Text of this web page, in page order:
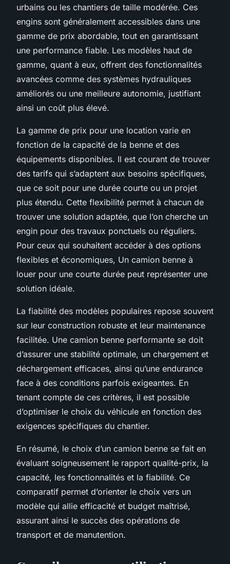
urbains ou les chantiers de taille modérée. Ces
engins sont généralement accessibles dans une
gamme de prix abordable, tout en garantissant
une performance fiable. Les modèles haut de
gamme, quant à eux, offrent des fonctionnalités
avancées comme des systèmes hydrauliques
améliorés ou une meilleure autonomie, justifiant
ainsi un coût plus élevé.
La gamme de prix pour une location varie en
fonction de la capacité de la benne et des
équipements disponibles. Il est courant de trouver
des tarifs qui s’adaptent aux besoins spécifiques,
que ce soit pour une durée courte ou un projet
plus étendu. Cette flexibilité permet à chacun de
trouver une solution adaptée, que l’on cherche un
engin pour des travaux ponctuels ou réguliers.
Pour ceux qui souhaitent accéder à des options
flexibles et économiques, Un camion benne à
louer pour une courte durée peut représenter une
solution idéale.
La fiabilité des modèles populaires repose souvent
sur leur construction robuste et leur maintenance
facilitée. Une camion benne performante se doit
d’assurer une stabilité optimale, un chargement et
déchargement efficaces, ainsi qu’une endurance
face à des conditions parfois exigeantes. En
tenant compte de ces critères, il est possible
d’optimiser le choix du véhicule en fonction des
exigences spécifiques du chantier.
En résumé, le choix d’un camion benne se fait en
évaluant soigneusement le rapport qualité-prix, la
capacité, les fonctionnalités et la fiabilité. Ce
comparatif permet d’orienter le choix vers un
modèle qui allie efficacité et budget maîtrisé,
assurant ainsi le succès des opérations de
transport et de manutention.